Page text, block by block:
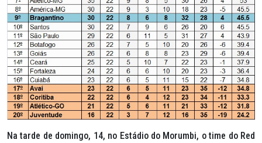
Na tarde de domingo, 14, no Estádio do Morumbi, o time do Red